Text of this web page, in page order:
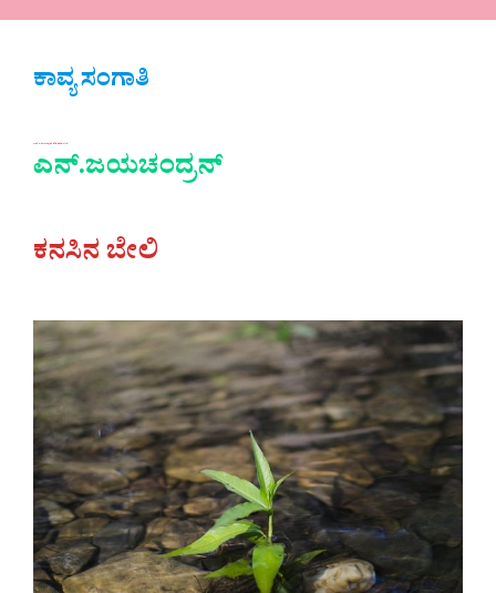
ಕಾವ್ಯ ಸಂಗಾತಿ
ಎನ್.ಜಯಚಂದ್ರನ್ ಕವಿತೆ-ಕನಸಿನ ಬೇಲಿ
ಎನ್.ಜಯಚಂದ್ರನ್
ಕನಸಿನ ಬೇಲಿ